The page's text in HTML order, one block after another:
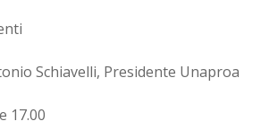
Schiavelli, Presidente Unaproa
17.00